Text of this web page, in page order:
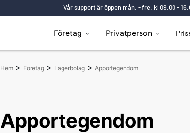
Vår support är öppen mån. - fre. kl 09.00 -
Företag Privatperson
Hem > Foretag > Lagerbolag > Apportegendom
Apportegendom